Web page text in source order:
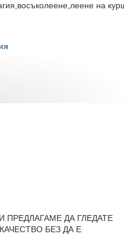
на
ПРЕДЛАГАМЕ ДА ГЛЕДАТЕ
БЕЗ ДА Е